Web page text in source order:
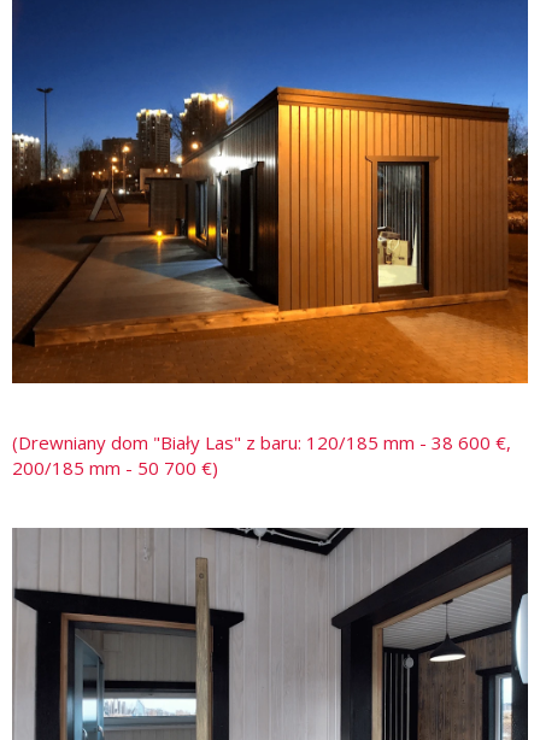
(Drewniany dom "Biały Las" z baru: 120/185 mm - 38 600 €,
200/185 mm - 50 700 €)